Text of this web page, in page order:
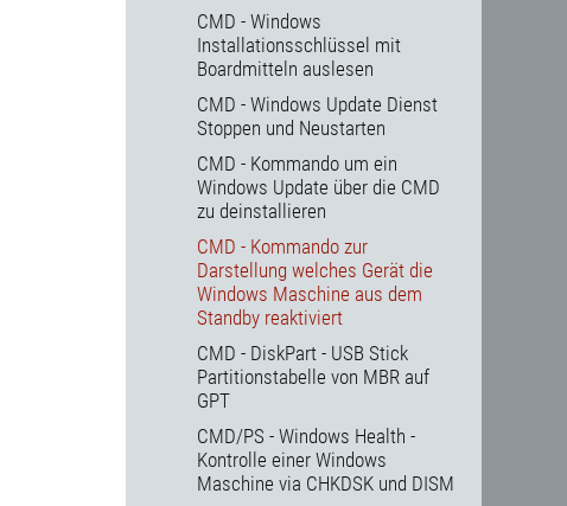
CMD - Windows
Installationsschlüssel mit
Boardmitteln auslesen
CMD - Windows Update Dienst
Stoppen und Neustarten
CMD - Kommando um ein
Windows Update über die CMD
zu deinstallieren
CMD - Kommando zur
Darstellung welches Gerät die
Windows Maschine aus dem
Standby reaktiviert
CMD - DiskPart - USB Stick
Partitionstabelle von MBR auf
GPT
CMD/PS - Windows Health -
Kontrolle einer Windows
Maschine via CHKDSK und DISM